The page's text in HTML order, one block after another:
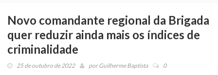
Novo comandante regional da Brigada
quer reduzir ainda mais os índices de
criminalidade
25 de outubro de 2022 porGuilherme Baptista 0